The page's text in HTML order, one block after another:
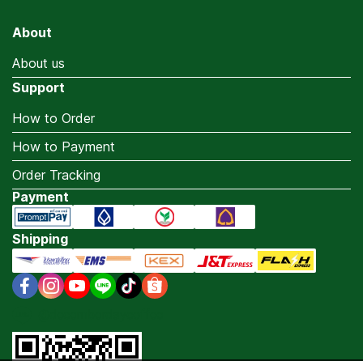
About
About us
Support
How to Order
How to Payment
Order Tracking
Payment
Shipping